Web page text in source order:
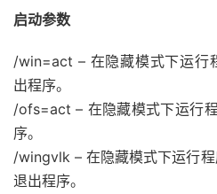
启动参数
/win=act – 在隐藏模式下运行
出程序。
/ofs=act – 在隐藏模式下运行
序。
/wingvlk – 在隐藏模式下运行
退出程序。